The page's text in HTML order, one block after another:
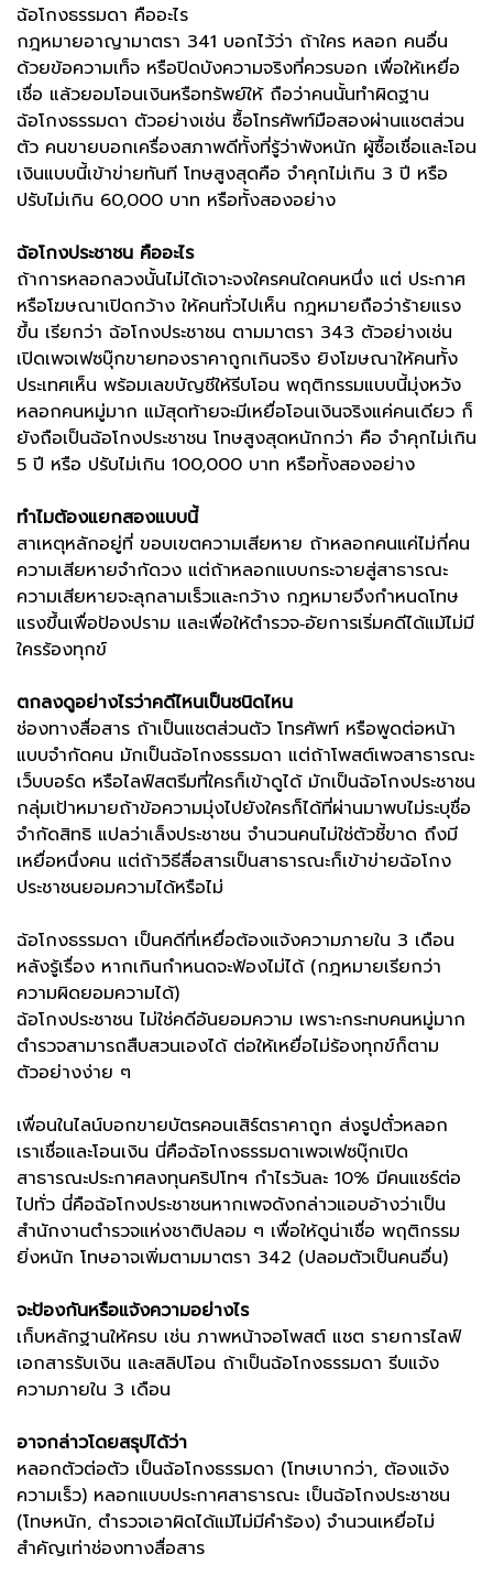
ฉ้อโกงธรรมดา คืออะไร
กฎหมายอาญามาตรา 341 บอกไว้ว่า ถ้าใคร หลอก คนอื่น
ด้วยข้อความเท็จ หรือปิดบังความจริงที่ควรบอก เพื่อให้เหยื่อ
เชื่อ แล้วยอมโอนเงินหรือทรัพย์ให้ ถือว่าคนนั้นทำผิดฐาน
ฉ้อโกงธรรมดา ตัวอย่างเช่น ซื้อโทรศัพท์มือสองผ่านแชตส่วน
ตัว คนขายบอกเครื่องสภาพดีทั้งที่รู้ว่าพังหนัก ผู้ซื้อเชื่อและโอน
เงินแบบนี้เข้าข่ายทันที โทษสูงสุดคือ จำคุกไม่เกิน 3 ปี หรือ
ปรับไม่เกิน 60,000 บาท หรือทั้งสองอย่าง
ฉ้อโกงประชาชน คืออะไร
ถ้าการหลอกลวงนั้นไม่ได้เจาะจงใครคนใดคนหนึ่ง แต่ ประกาศ
หรือโฆษณาเปิดกว้าง ให้คนทั่วไปเห็น กฎหมายถือว่าร้ายแรง
ขึ้น เรียกว่า ฉ้อโกงประชาชน ตามมาตรา 343 ตัวอย่างเช่น
เปิดเพจเฟซบุ๊กขายทองราคาถูกเกินจริง ยิงโฆษณาให้คนทั้ง
ประเทศเห็น พร้อมเลขบัญชีให้รีบโอน พฤติกรรมแบบนี้มุ่งหวัง
หลอกคนหมู่มาก แม้สุดท้ายจะมีเหยื่อโอนเงินจริงแค่คนเดียว ก็
ยังถือเป็นฉ้อโกงประชาชน โทษสูงสุดหนักกว่า คือ จำคุกไม่เกิน
5 ปี หรือ ปรับไม่เกิน 100,000 บาท หรือทั้งสองอย่าง
ทำไมต้องแยกสองแบบนี้
สาเหตุหลักอยู่ที่ ขอบเขตความเสียหาย ถ้าหลอกคนแค่ไม่กี่คน
ความเสียหายจำกัดวง แต่ถ้าหลอกแบบกระจายสู่สาธารณะ
ความเสียหายจะลุกลามเร็วและกว้าง กฎหมายจึงกำหนดโทษ
แรงขึ้นเพื่อป้องปราม และเพื่อให้ตำรวจ‑อัยการเริ่มคดีได้แม้ไม่มี
ใครร้องทุกข์
ตกลงดูอย่างไรว่าคดีไหนเป็นชนิดไหน
ช่องทางสื่อสาร ถ้าเป็นแชตส่วนตัว โทรศัพท์ หรือพูดต่อหน้า
แบบจำกัดคน มักเป็นฉ้อโกงธรรมดา แต่ถ้าโพสต์เพจสาธารณะ
เว็บบอร์ด หรือไลฟ์สตรีมที่ใครก็เข้าดูได้ มักเป็นฉ้อโกงประชาชน
กลุ่มเป้าหมายถ้าข้อความมุ่งไปยังใครก็ได้ที่ผ่านมาพบไม่ระบุชื่อ
จำกัดสิทธิ แปลว่าเล็งประชาชน จำนวนคนไม่ใช่ตัวชี้ขาด ถึงมี
เหยื่อหนึ่งคน แต่ถ้าวิธีสื่อสารเป็นสาธารณะก็เข้าข่ายฉ้อโกง
ประชาชนยอมความได้หรือไม่
ฉ้อโกงธรรมดา เป็นคดีที่เหยื่อต้องแจ้งความภายใน 3 เดือน
หลังรู้เรื่อง หากเกินกำหนดจะฟ้องไม่ได้ (กฎหมายเรียกว่า
ความผิดยอมความได้)
ฉ้อโกงประชาชน ไม่ใช่คดีอันยอมความ เพราะกระทบคนหมู่มาก
ตำรวจสามารถสืบสวนเองได้ ต่อให้เหยื่อไม่ร้องทุกข์ก็ตาม
ตัวอย่างง่าย ๆ
เพื่อนในไลน์บอกขายบัตรคอนเสิร์ตราคาถูก ส่งรูปตั๋วหลอก
เราเชื่อและโอนเงิน นี่คือฉ้อโกงธรรมดาเพจเฟซบุ๊กเปิด
สาธารณะประกาศลงทุนคริปโทฯ กำไรวันละ 10% มีคนแชร์ต่อ
ไปทั่ว นี่คือฉ้อโกงประชาชนหากเพจดังกล่าวแอบอ้างว่าเป็น
สำนักงานตำรวจแห่งชาติปลอม ๆ เพื่อให้ดูน่าเชื่อ พฤติกรรม
ยิ่งหนัก โทษอาจเพิ่มตามมาตรา 342 (ปลอมตัวเป็นคนอื่น)
จะป้องกันหรือแจ้งความอย่างไร
เก็บหลักฐานให้ครบ เช่น ภาพหน้าจอโพสต์ แชต รายการไลฟ์
เอกสารรับเงิน และสลิปโอน ถ้าเป็นฉ้อโกงธรรมดา รีบแจ้ง
ความภายใน 3 เดือน
อาจกล่าวโดยสรุปได้ว่า
หลอกตัวต่อตัว เป็นฉ้อโกงธรรมดา (โทษเบากว่า, ต้องแจ้ง
ความเร็ว) หลอกแบบประกาศสาธารณะ เป็นฉ้อโกงประชาชน
(โทษหนัก, ตำรวจเอาผิดได้แม้ไม่มีคำร้อง) จำนวนเหยื่อไม่
สำคัญเท่าช่องทางสื่อสาร